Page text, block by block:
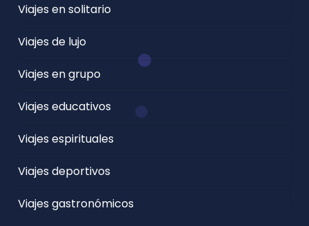
Viajes en solitario
Viajes de lujo
Viajes en grupo
Viajes educativos
Viajes espirituales
Viajes deportivos
Viajes gastronómicos